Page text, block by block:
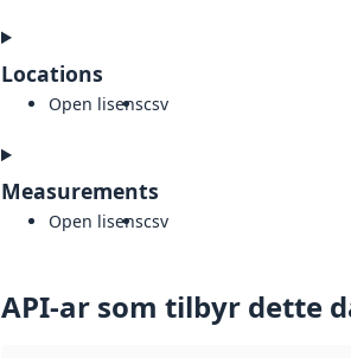
Locations
Open lisenscsv
Measurements
Open lisenscsv
API-ar som tilbyr dette